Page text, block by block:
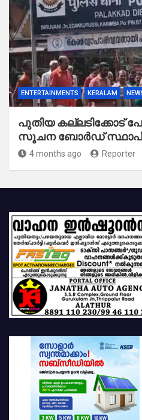
ENTERTAINMENTS KERALAM
പുതിയ കല്ലടിക്കോട്
സൂചന ബോർഡ്
4 months ago Reporter